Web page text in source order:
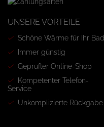
UNSERE VORTEILE
Schöne Wärme für Ihr Bad
Immer günstig
Geprüfter Online-Shop
Kompetenter Telefon-
Service
Unkomplizierte Rückgabe